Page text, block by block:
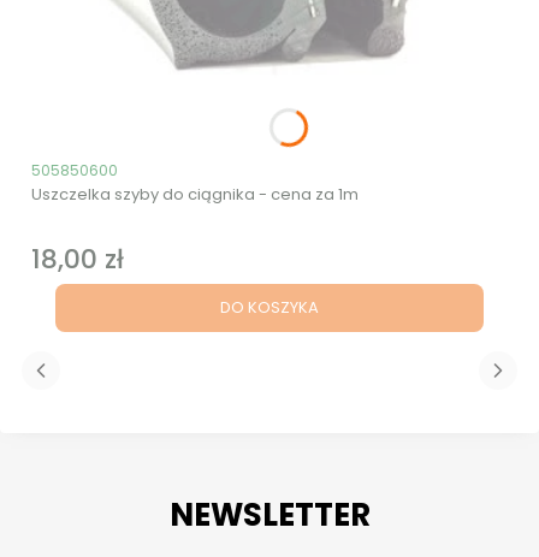
Kod produktu
505850600
Uszczelka szyby do ciągnika - cena za 1m
Cena
18,00 zł
DO KOSZYKA
NEWSLETTER